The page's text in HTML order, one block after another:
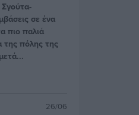
Σγούτα-
σε ένα
πιο παλιά
της πόλης της
26/06